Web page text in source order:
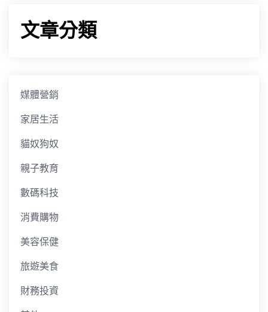
文章分類
媒體營銷
家居生活
貓奴狗奴
親子教育
數碼科技
消費購物
美容保健
旅遊美食
財務投資